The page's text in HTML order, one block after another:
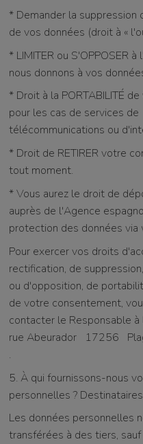
* Demander la suppression
de vos données (droit à «
* LIMITER ou S'OPPOSER
nous donnons à vos
* Droit à la PORTABILITÉ
pour les cas de services de
télécommunications ou
* Droit de RETIRER votre
tout moment.
* Vous aurez le droit de
auprès de l'Agence
protection des données via
Pour exercer vos droits
rectification, de
ou d'opposition, de
de votre consentement,
contacter le Responsable à
rue Abeurador
17256
.
5. À qui fournissons-nous
personnelles ? Destinataires
Les données personnelles
transférées à des tiers, sauf